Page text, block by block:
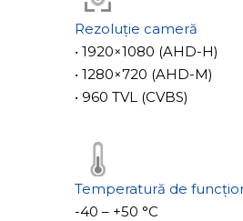
Rezoluție cameră
• 1920×1080 (AHD-H)
• 1280×720 (AHD-M)
• 960 TVL (CVBS)
Temperatură de
-40 – +50 °С